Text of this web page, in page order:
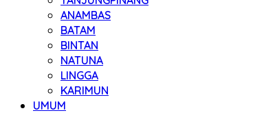
ANAMBAS
BATAM
BINTAN
NATUNA
LINGGA
KARIMUN
UMUM